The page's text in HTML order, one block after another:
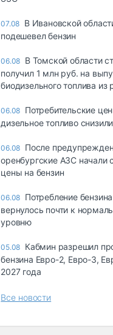
07.08 В Ивановской
подешевел бензин
06.08 В Томской области
получил 1 млн руб. на
биодизельного топлива из
06.08 Потребительские
дизельное топливо
06.08 После
оренбургские АЗС начали
цены на бензин
06.08 Потребление
вернулось почти к
уровню
05.08 Кабмин разрешил
бензина Евро-2, Евро-3,
2027 года
Все новости